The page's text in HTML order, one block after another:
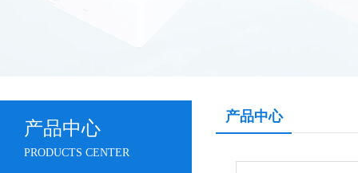
产品中心
PRODUCTS CENTER
产品中心